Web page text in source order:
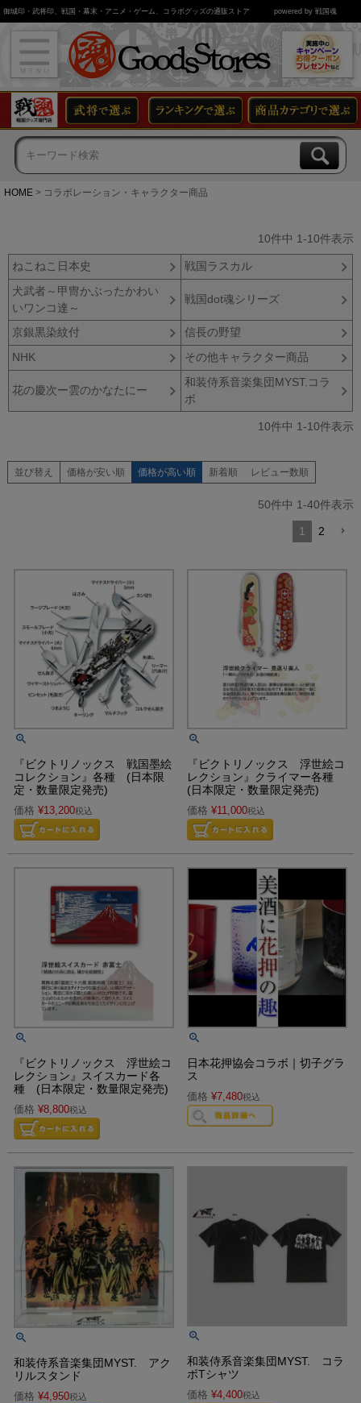
御城印・武将印、戦国・幕末・アニメ・ゲーム、コラボグッズの通販ストア powered by 戦国魂
HOME コラボレーション・キャラクター商品
10件中 1-10件表示
ねこねこ日本史
戦国ラスカル
犬武者～甲冑かぶったかわい
いワンコ達～
戦国dot魂シリーズ
京銀黒染紋付
信長の野望
NHK
その他キャラクター商品
花の慶次ー雲のかなたにー
和装侍系音楽集団MYST.コラ
ボ
10件中 1-10件表示
並び替え 価格が安い順 価格が高い順 新着順 レビュー数順
50件中 1-40件表示
1 2
『ビクトリノックス 戦国墨絵
コレクション』各種 (日本限
定・数量限定発売)
価格 ¥13,200税込
『ビクトリノックス 浮世絵コ
レクション』クライマー各種
(日本限定・数量限定発売)
価格 ¥11,000税込
『ビクトリノックス 浮世絵コ
レクション』スイスカード各
種 (日本限定・数量限定発売)
価格 ¥8,800税込
日本花押協会コラボ｜切子グラ
ス
価格 ¥7,480税込
和装侍系音楽集団MYST. アク
リルスタンド
価格 ¥4,950税込
和装侍系音楽集団MYST. コラ
ボTシャツ
価格 ¥4,400税込